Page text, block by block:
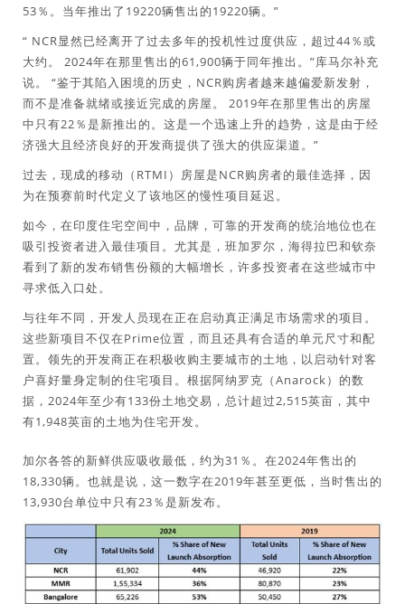
53％。当年推出了19220辆售出的19220辆。”
“ NCR显然已经离开了过去多年的投机性过度供应，超过44％或
大约。 2024年在那里售出的61,900辆于同年推出。”库马尔补充
说。 “鉴于其陷入困境的历史，NCR购房者越来越偏爱新发射，
而不是准备就绪或接近完成的房屋。 2019年在那里售出的房屋
中只有22％是新推出的。这是一个迅速上升的趋势，这是由于经
济强大且经济良好的开发商提供了强大的供应渠道。”
过去，现成的移动（RTMI）房屋是NCR购房者的最佳选择，因
为在预赛前时代定义了该地区的慢性项目延迟。
如今，在印度住宅空间中，品牌，可靠的开发商的统治地位也在
吸引投资者进入最佳项目。尤其是，班加罗尔，海得拉巴和钦奈
看到了新的发布销售份额的大幅增长，许多投资者在这些城市中
寻求低入口处。
与往年不同，开发人员现在正在启动真正满足市场需求的项目。
这些新项目不仅在Prime位置，而且还具有合适的单元尺寸和配
置。领先的开发商正在积极收购主要城市的土地，以启动针对客
户喜好量身定制的住宅项目。根据阿纳罗克（Anarock）的数
据，2024年至少有133份土地交易，总计超过2,515英亩，其中
有1,948英亩的土地为住宅开发。
加尔各答的新鲜供应吸收最低，约为31％。在2024年售出的
18,330辆。也就是说，这一数字在2019年甚至更低，当时售出的
13,930台单位中只有23％是新发布。